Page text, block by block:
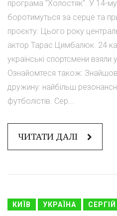
програма "Холостяк". У 14-
боротимуться за серце та
проєкту. Цього року
актор Тарас Цимбалюк. 24
українські спортсмени взяли
Ознайомтеся також:
дружину: найбільш
футболістів. Сер...
ЧИТАТИ ДАЛІ
КИЇВ УКРАЇНА